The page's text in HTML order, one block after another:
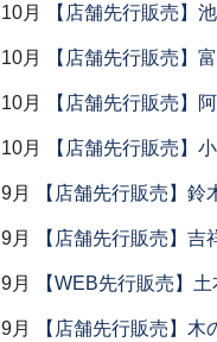
10月 【店舗先行販売】
10月 【店舗先行販売】
10月 【店舗先行販売】
10月 【店舗先行販売】
9月 【店舗先行販売】
9月 【店舗先行販売】吉
9月 【WEB先行販売】
9月 【店舗先行販売】木